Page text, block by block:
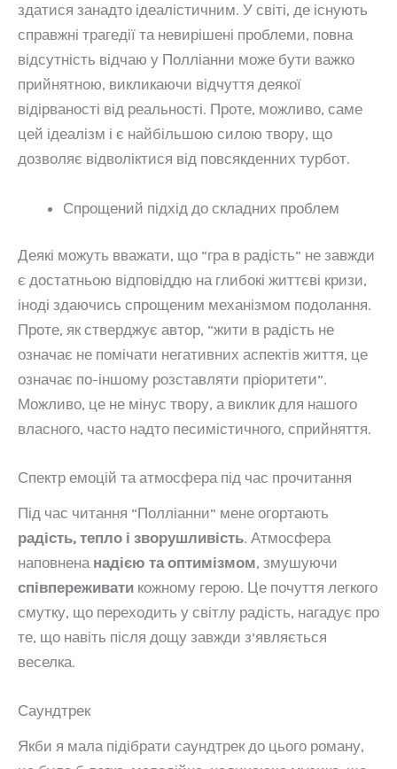
здатися занадто ідеалістичним. У світі, де існують
справжні трагедії та невирішені проблеми, повна
відсутність відчаю у Полліанни може бути важко
прийнятною, викликаючи відчуття деякої
відірваності від реальності. Проте, можливо, саме
цей ідеалізм і є найбільшою силою твору, що
дозволяє відволіктися від повсякденних турбот.
Спрощений підхід до складних проблем
Деякі можуть вважати, що “гра в радість” не завжди
є достатньою відповіддю на глибокі життєві кризи,
іноді здаючись спрощеним механізмом подолання.
Проте, як стверджує автор, “жити в радість не
означає не помічати негативних аспектів життя, це
означає по-іншому розставляти пріоритети”.
Можливо, це не мінус твору, а виклик для нашого
власного, часто надто песимістичного, сприйняття.
Спектр емоцій та атмосфера під час прочитання
Під час читання “Полліанни” мене огортають
радість, тепло і зворушливість. Атмосфера
наповнена надією та оптимізмом, змушуючи
співпереживати кожному герою. Це почуття легкого
смутку, що переходить у світлу радість, нагадує про
те, що навіть після дощу завжди з’являється
веселка.
Саундтрек
Якби я мала підібрати саундтрек до цього роману,